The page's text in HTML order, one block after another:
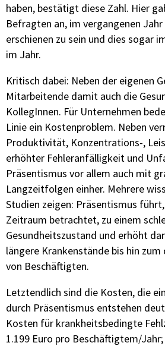
haben, bestätigt diese Zahl. Hier
Befragten an, im vergangenen
erschienen zu sein und dies sogar
im Jahr.
Kritisch dabei: Neben der eigenen
Mitarbeitende damit auch die
KollegInnen. Für Unternehmen
Linie ein Kostenproblem. Neben
Produktivität, Konzentrations-,
erhöhter Fehleranfälligkeit und
Präsentismus vor allem auch mit
Langzeitfolgen einher. Mehrere
Studien zeigen: Präsentismus
Zeitraum betrachtet, zu einem
Gesundheitszustand und erhöht
längere Krankenstände bis hin
von Beschäftigten.
Letztendlich sind die Kosten, die
durch Präsentismus entstehen
Kosten für krankheitsbedingte
1.199 Euro pro Beschäftigtem/